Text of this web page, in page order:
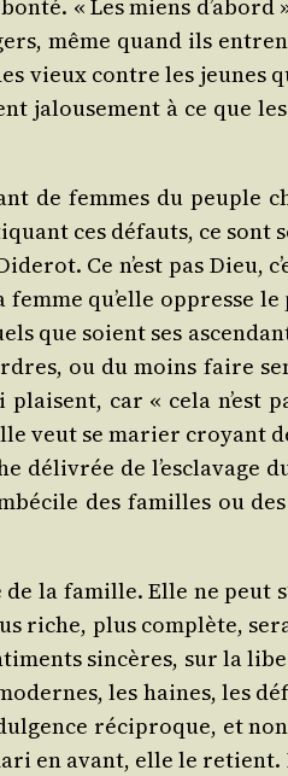
« Les miens d’abord
même quand ils
vieux contre les jeunes
jalou­se­ment à ce que
de femmes du
ces défauts, ce sont
Ce n’est pas Dieu,
qu’elle oppresse
que soient ses
ou du moins faire
car « cela n’est
veut se marier croyant
déli­vrée de
des familles ou
la famille. Elle ne peut
riche, plus com­plète,
sin­cères, sur la
les haines, les
réci­proque, et
en avant, elle le